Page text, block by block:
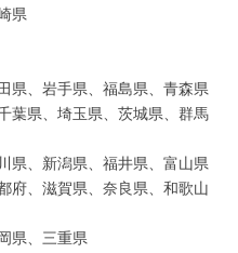
県
県、岩手県、福島県、青森県
葉県、埼玉県、茨城県、群馬
県、新潟県、福井県、富山県
府、滋賀県、奈良県、和歌山
県、三重県